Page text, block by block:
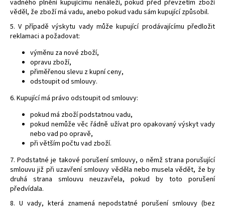
vadného plnění kupujícímu nenáleží, pokud před převzetím zboží
věděl, že zboží má vadu, anebo pokud vadu sám kupující způsobil.
5. V případě výskytu vady může kupující prodávajícímu předložit
reklamaci a požadovat:
výměnu za nové zboží,
opravu zboží,
přiměřenou slevu z kupní ceny,
odstoupit od smlouvy.
6. Kupující má právo odstoupit od smlouvy:
pokud má zboží podstatnou vadu,
pokud nemůže věc řádně užívat pro opakovaný výskyt vady
nebo vad po opravě,
při větším počtu vad zboží.
7. Podstatné je takové porušení smlouvy, o němž strana porušující
smlouvu již při uzavření smlouvy věděla nebo musela vědět, že by
druhá strana smlouvu neuzavřela, pokud by toto porušení
předvídala.
8. U vady, která znamená nepodstatné porušení smlouvy (bez